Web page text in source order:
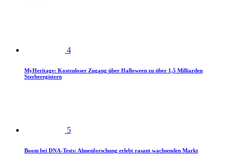
4
MyHeritage: Kostenloser Zugang über Halloween zu über 1,5 Milliarden
Sterberegistern
5
Boom bei DNA-Tests: Ahnenforschung erlebt rasant wachsenden Markt